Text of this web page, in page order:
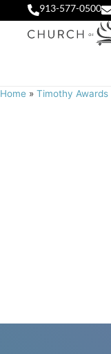
913-577-0500
Home » Timothy Awards